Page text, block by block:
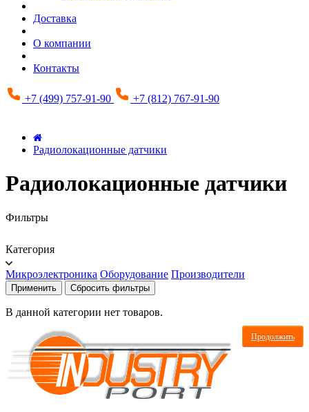
Доставка
О компании
Контакты
+7 (499) 757-91-90 +7 (812) 767-91-90
Радиолокационные датчики
Радиолокационные датчики
Фильтры
Категория
Микроэлектроника Оборудование Производители
Применить Сбросить фильтры
В данной категории нет товаров.
Продолжить